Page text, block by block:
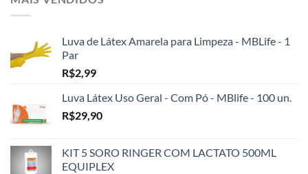
Luva de Látex Amarela para Limpeza - MBLife - 1
Par
R$2,99
Luva Látex Uso Geral - Com Pó - MBlife - 100 un.
R$29,90
KIT 5 SORO RINGER COM LACTATO 500ML
EQUIPLEX